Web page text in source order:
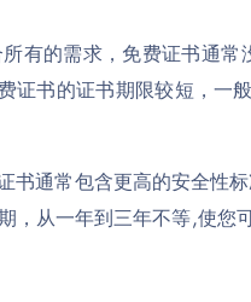
有的需求，免费证书通常
证书的证书期限较短，一
通常包含更高的安全性标
从一年到三年不等,使您